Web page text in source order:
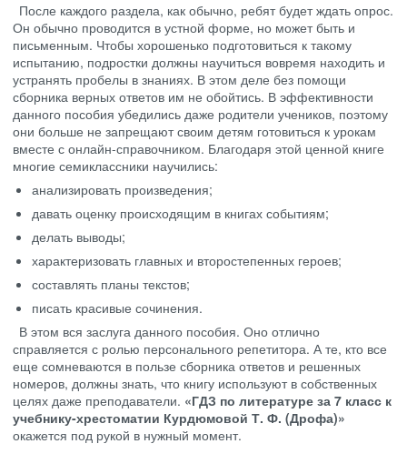
После каждого раздела, как обычно, ребят будет ждать опрос.
Он обычно проводится в устной форме, но может быть и
письменным. Чтобы хорошенько подготовиться к такому
испытанию, подростки должны научиться вовремя находить и
устранять пробелы в знаниях. В этом деле без помощи
сборника верных ответов им не обойтись. В эффективности
данного пособия убедились даже родители учеников, поэтому
они больше не запрещают своим детям готовиться к урокам
вместе с онлайн-справочником. Благодаря этой ценной книге
многие семиклассники научились:
анализировать произведения;
давать оценку происходящим в книгах событиям;
делать выводы;
характеризовать главных и второстепенных героев;
составлять планы текстов;
писать красивые сочинения.
В этом вся заслуга данного пособия. Оно отлично
справляется с ролью персонального репетитора. А те, кто все
еще сомневаются в пользе сборника ответов и решенных
номеров, должны знать, что книгу используют в собственных
целях даже преподаватели. «ГДЗ по литературе за 7 класс к
учебнику-хрестоматии Курдюмовой Т. Ф. (Дрофа)»
окажется под рукой в нужный момент.